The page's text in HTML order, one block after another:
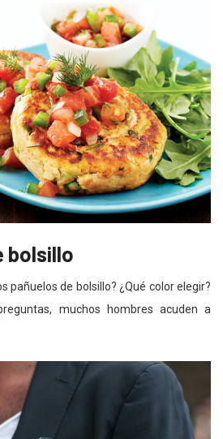
bolsillo
pañuelos de bolsillo? ¿Qué color elegir?
muchos hombres acuden a